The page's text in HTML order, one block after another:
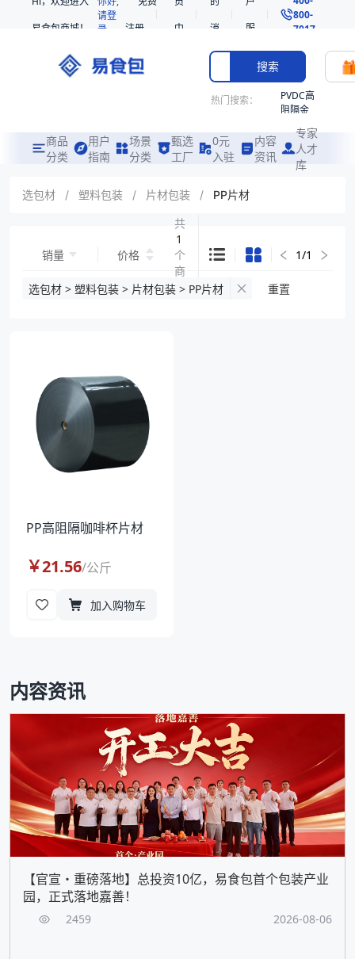
易食包商城！
请登
录
注册
中
消
息
服
务
800-
7017
搜索
热门搜索：
PVDC高
阻隔金
共挤热
收缩袋
221360
烤箱袋
商品
分类
用户
指南
场景
分类
甄选
工厂
0元
入驻
内容
资讯
专家
人才
库
选包材 / 塑料包装 / 片材包装 / PP片材
销量 价格
共
1
个
商
品
1/1
选包材 > 塑料包装 > 片材包装 > PP片材 重置
PP高阻隔咖啡杯片材
￥21.56/公斤
加入购物车
内容资讯
【官宣・重磅落地】总投资10亿，易食包首个包装产业
园，正式落地嘉善！
2459 2026-08-06